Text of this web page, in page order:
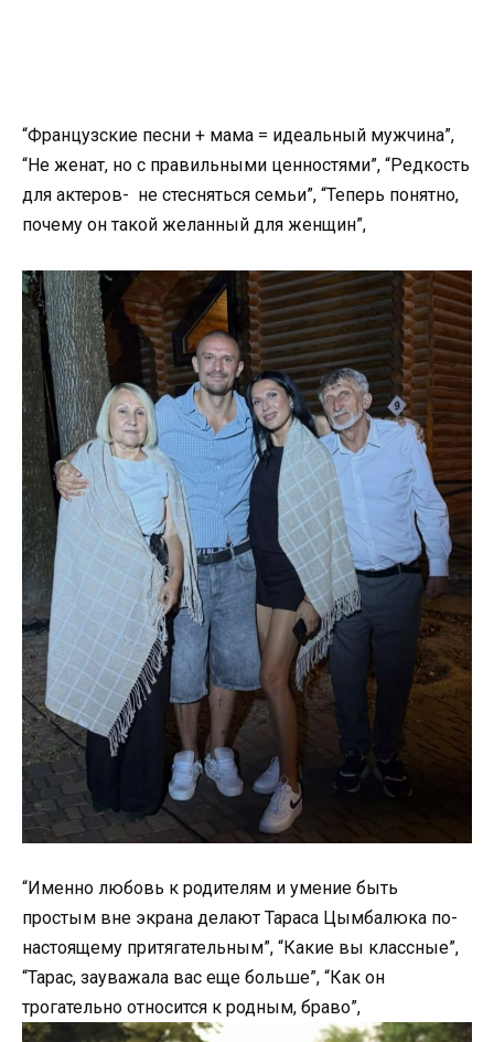
“Французские песни + мама = идеальный мужчина”,
“Не женат, но с правильными ценностями”, “Редкость
для актеров- не стесняться семьи”, “Теперь понятно,
почему он такой желанный для женщин”,
“Именно любовь к родителям и умение быть
простым вне экрана делают Тараса Цымбалюка по-
настоящему притягательным”, “Какие вы классные”,
“Тарас, зауважала вас еще больше”, “Как он
трогательно относится к родным, браво”,